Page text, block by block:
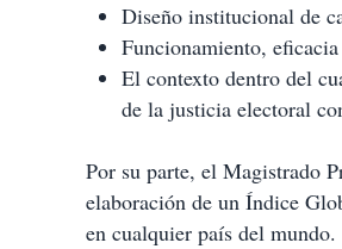
Diseño institucional de
Funcionamiento,
El contexto dentro del
de la justicia electoral
Por su parte, el Magistrado
elaboración de un Índice
en cualquier país del mundo.